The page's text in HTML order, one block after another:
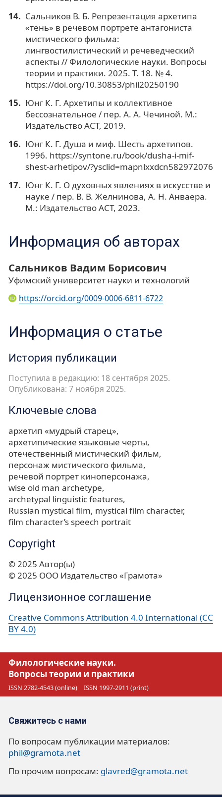
Сальников В. Б. Репрезентация архетипа
«тень» в речевом портрете антагониста
мистического фильма:
лингвостилистический и речеведческий
аспекты // Филологические науки. Вопросы
теории и практики. 2025. Т. 18. № 4.
https://doi.org/10.30853/phil20250190
Юнг К. Г. Архетипы и коллективное
бессознательное / пер. А. А. Чечиной. М.:
Издательство АСТ, 2019.
Юнг К. Г. Душа и миф. Шесть архетипов.
1996. https://syntone.ru/book/dusha-i-mif-
shest-arhetipov/?ysclid=mapnlxxdcn582972076
Юнг К. Г. О духовных явлениях в искусстве и
науке / пер. В. В. Желнинова, А. Н. Анваера.
М.: Издательство АСТ, 2023.
Информация об авторах
Сальников Вадим Борисович
Уфимский университет науки и технологий
https://orcid.org/0009-0006-6811-6722
Информация о статье
История публикации
Поступила в редакцию: 18 сентября 2025.
Опубликована: 7 ноября 2025.
Ключевые слова
архетип «мудрый старец»
архетипические языковые черты
отечественный мистический фильм
персонаж мистического фильма
речевой портрет киноперсонажа
wise old man archetype
archetypal linguistic features
Russian mystical film mystical film character
film character’s speech portrait
Copyright
© 2025 Автор(ы)
© 2025 ООО Издательство «Грамота»
Лицензионное соглашение
Creative Commons Attribution 4.0 International (CC
BY 4.0)
Филологические науки.
Вопросы теории и практики
ISSN 2782-4543 (online) ISSN 1997-2911 (print)
Свяжитесь с нами
По вопросам публикации материалов:
phil@gramota.net
По прочим вопросам: glavred@gramota.net